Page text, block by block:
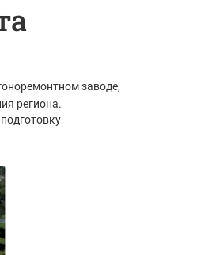
заводе,
региона.